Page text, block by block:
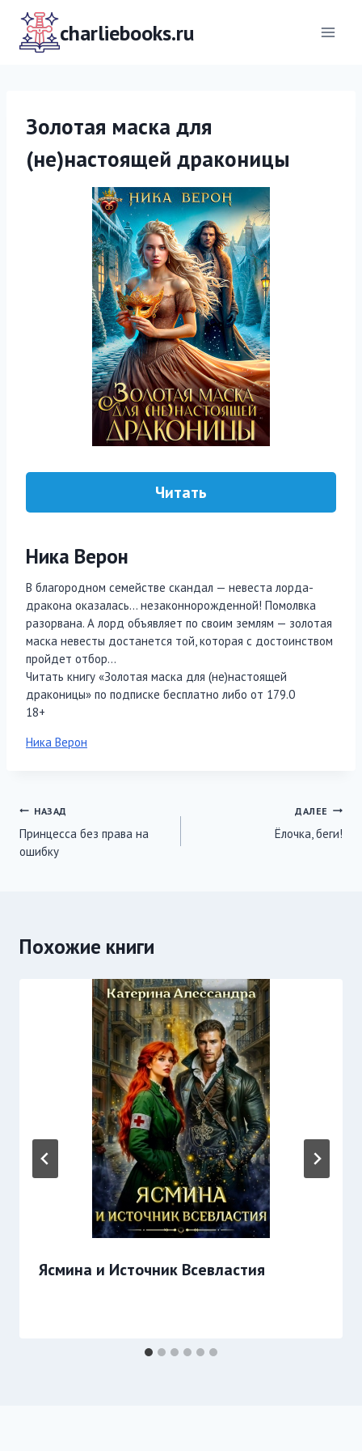
Перейти
содержимомуcharliebooks.ru
Золотая маска для
(не)настоящей драконицы
Читать
Ника Верон
В благородном семействе скандал — невеста лорда-
дракона оказалась… незаконнорожденной! Помолвка
разорвана. А лорд объявляет по своим землям — золотая
маска невесты достанется той, которая с достоинством
пройдет отбор…
Читать книгу «Золотая маска для (не)настоящей
драконицы» по подписке бесплатно либо от 179.0
18+
Метки
Ника Верон
Навигация
по
записям
НАЗАД
Принцесса без права на
ошибку
ДАЛЕЕ
Ёлочка, беги!
Похожие книги
Ясмина и Источник Всевластия